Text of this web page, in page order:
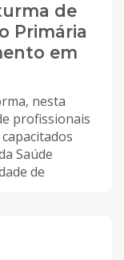
de
Primária
em
nesta
profissionais
Saúde
de